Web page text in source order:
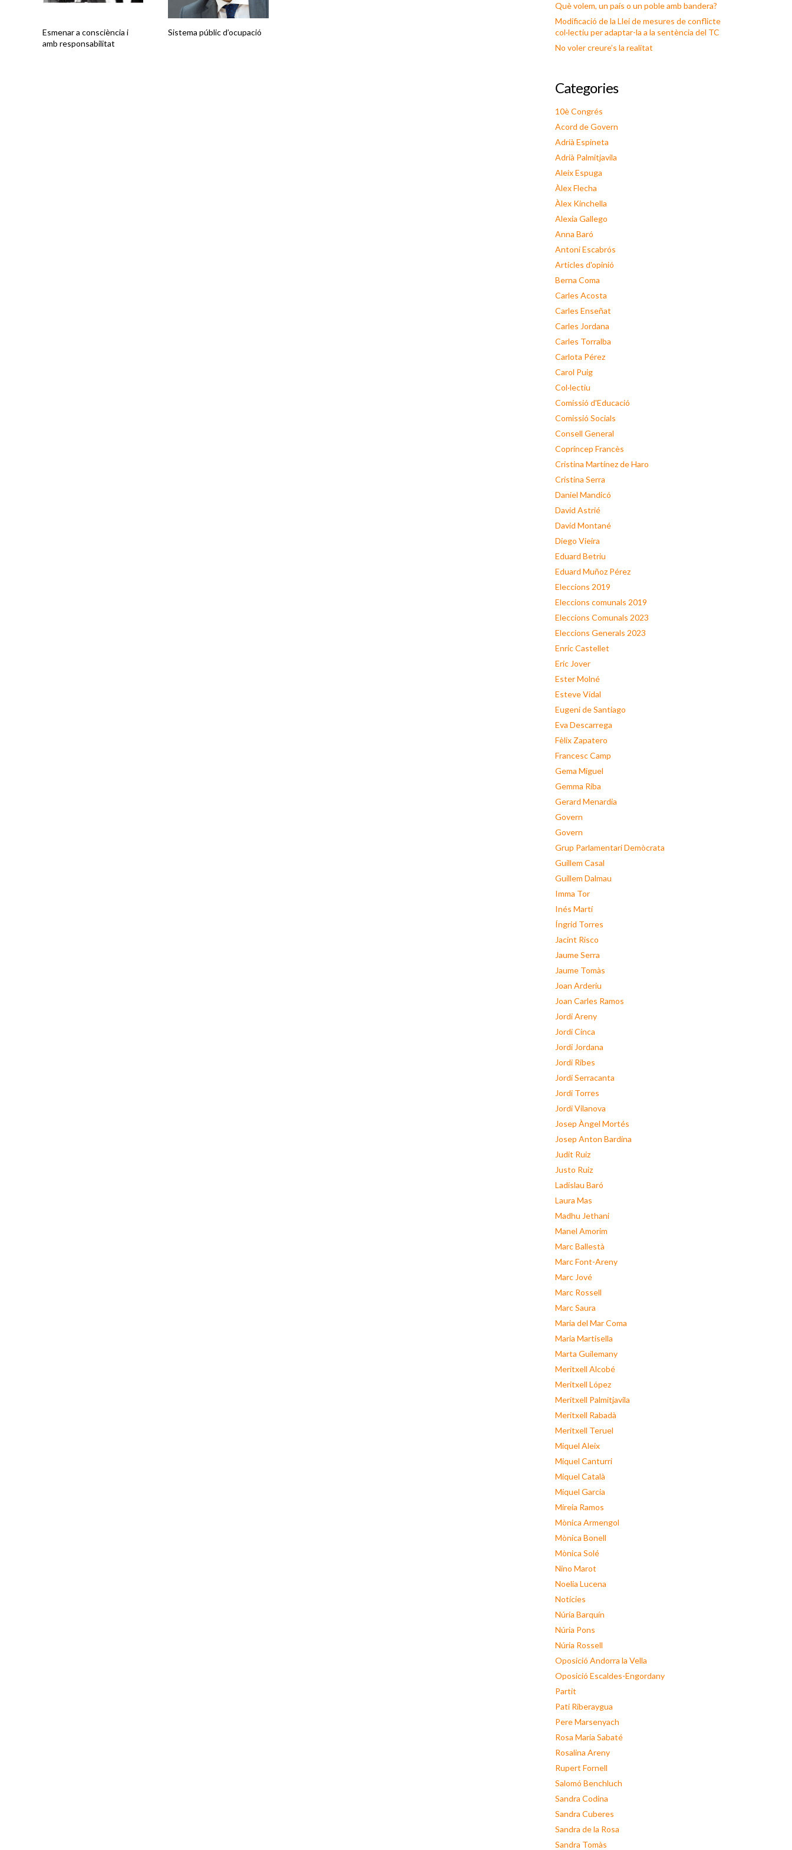
Esmenar a consciència i
amb responsabilitat
Sistema públic d’ocupació
Què volem, un país o un poble amb bandera?
Modificació de la Llei de mesures de conflicte
col·lectiu per adaptar-la a la sentència del TC
No voler creure’s la realitat
Categories
10è Congrés
Acord de Govern
Adrià Espineta
Adrià Palmitjavila
Aleix Espuga
Àlex Flecha
Àlex Kinchella
Alexia Gallego
Anna Baró
Antoni Escabrós
Articles d'opinió
Berna Coma
Carles Acosta
Carles Enseñat
Carles Jordana
Carles Torralba
Carlota Pérez
Carol Puig
Col·lectiu
Comissió d'Educació
Comissió Socials
Consell General
Copríncep Francès
Cristina Martínez de Haro
Cristina Serra
Daniel Mandicó
David Astrié
David Montané
Diego Vieira
Eduard Betriu
Eduard Muñoz Pérez
Eleccions 2019
Eleccions comunals 2019
Eleccions Comunals 2023
Eleccions Generals 2023
Enric Castellet
Eric Jover
Ester Molné
Esteve Vidal
Eugeni de Santiago
Eva Descarrega
Fèlix Zapatero
Francesc Camp
Gema Miguel
Gemma Riba
Gerard Menardia
Govern
Govern
Grup Parlamentari Demòcrata
Guillem Casal
Guillem Dalmau
Imma Tor
Inés Martí
Íngrid Torres
Jacint Risco
Jaume Serra
Jaume Tomàs
Joan Arderiu
Joan Carles Ramos
Jordi Areny
Jordi Cinca
Jordi Jordana
Jordi Ribes
Jordi Serracanta
Jordi Torres
Jordi Vilanova
Josep Àngel Mortés
Josep Anton Bardina
Judit Ruiz
Justo Ruiz
Ladislau Baró
Laura Mas
Madhu Jethani
Manel Amorim
Marc Ballestà
Marc Font-Areny
Marc Jové
Marc Rossell
Marc Saura
Maria del Mar Coma
Maria Martisella
Marta Guilemany
Meritxell Alcobé
Meritxell López
Meritxell Palmitjavila
Meritxell Rabadà
Meritxell Teruel
Miquel Aleix
Miquel Canturri
Miquel Català
Miquel Garcia
Mireia Ramos
Mònica Armengol
Mònica Bonell
Mònica Solé
Nino Marot
Noelia Lucena
Notícies
Núria Barquín
Núria Pons
Núria Rossell
Oposició Andorra la Vella
Oposició Escaldes-Engordany
Partit
Pati Riberaygua
Pere Marsenyach
Rosa Maria Sabaté
Rosalina Areny
Rupert Fornell
Salomó Benchluch
Sandra Codina
Sandra Cuberes
Sandra de la Rosa
Sandra Tomàs